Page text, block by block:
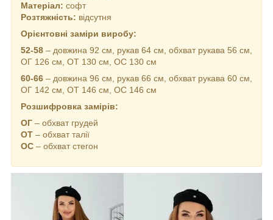
Матеріал: софт
Розтяжність: відсутня
Орієнтовні заміри виробу:
52-58 – довжина 92 см, рукав 64 см, обхват рукава 56 см,
ОГ 126 см, ОТ 130 см, ОС 130 см
60-66 – довжина 96 см, рукав 66 см, обхват рукава 60 см,
ОГ 142 см, ОТ 146 см, ОС 146 см
Розшифровка замірів:
ОГ – обхват грудей
ОТ – обхват талії
ОС – обхват стегон